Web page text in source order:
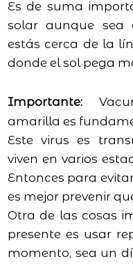
Es de suma
solar aunque sea
estás cerca de la
donde el sol pega
Importante:
amarilla es
Este virus es
viven en varios
Entonces para
es mejor prevenir
Otra de las cosas
presente es usar
momento, sea un